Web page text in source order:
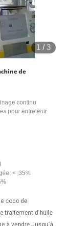
1 /3
de
continu
pour entretenir
< ;35%
coco de
traitement d'huile